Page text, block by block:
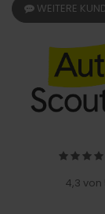
WEITERE
4,3 von